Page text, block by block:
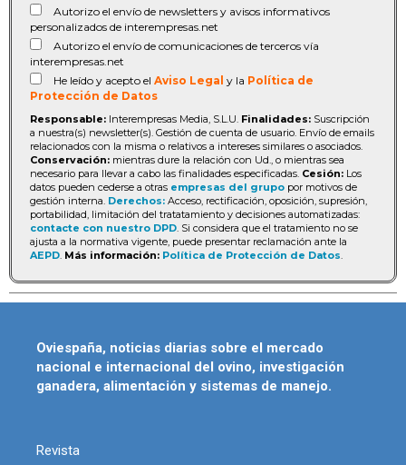
Autorizo el envío de newsletters y avisos informativos
personalizados de interempresas.net
Autorizo el envío de comunicaciones de terceros vía
interempresas.net
He leído y acepto el Aviso Legal y la Política de
Protección de Datos
Responsable: Interempresas Media, S.L.U. Finalidades: Suscripción
a nuestra(s) newsletter(s). Gestión de cuenta de usuario. Envío de emails
relacionados con la misma o relativos a intereses similares o asociados.
Conservación: mientras dure la relación con Ud., o mientras sea
necesario para llevar a cabo las finalidades especificadas. Cesión: Los
datos pueden cederse a otras empresas del grupo por motivos de
gestión interna. Derechos: Acceso, rectificación, oposición, supresión,
portabilidad, limitación del tratatamiento y decisiones automatizadas:
contacte con nuestro DPD . Si considera que el tratamiento no se
ajusta a la normativa vigente, puede presentar reclamación ante la
AEPD Más información: Política de Protección de Datos
Oviespaña, noticias diarias sobre el mercado
nacional e internacional del ovino, investigación
ganadera, alimentación y sistemas de manejo.
Revista